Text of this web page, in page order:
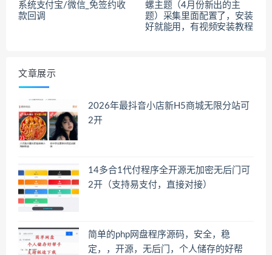
系统支付宝/微信_免签约收
款回调
螺主题（4月份新出的主
题）采集里面配置了，安装
好就能用，有视频安装教程
文章展示
2026年最抖音小店新H5商城无限分站可
2开
14多合1代付程序全开源无加密无后门可
2开（支持易支付，直接对接）
简单的php网盘程序源码，安全，稳
定，，开源，无后门，个人储存的好帮